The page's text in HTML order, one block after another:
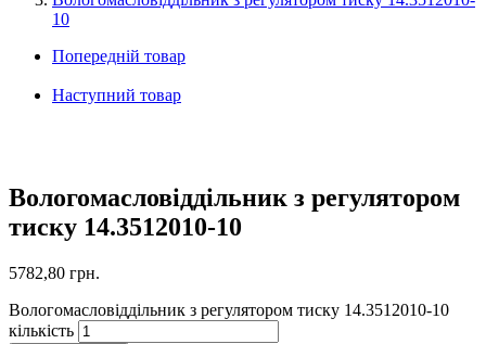
10
Попередній товар
Наступний товар
Вологомасловіддільник з регулятором
тиску 14.3512010-10
5782,80 грн.
Вологомасловіддільник з регулятором тиску 14.3512010-10
кількість